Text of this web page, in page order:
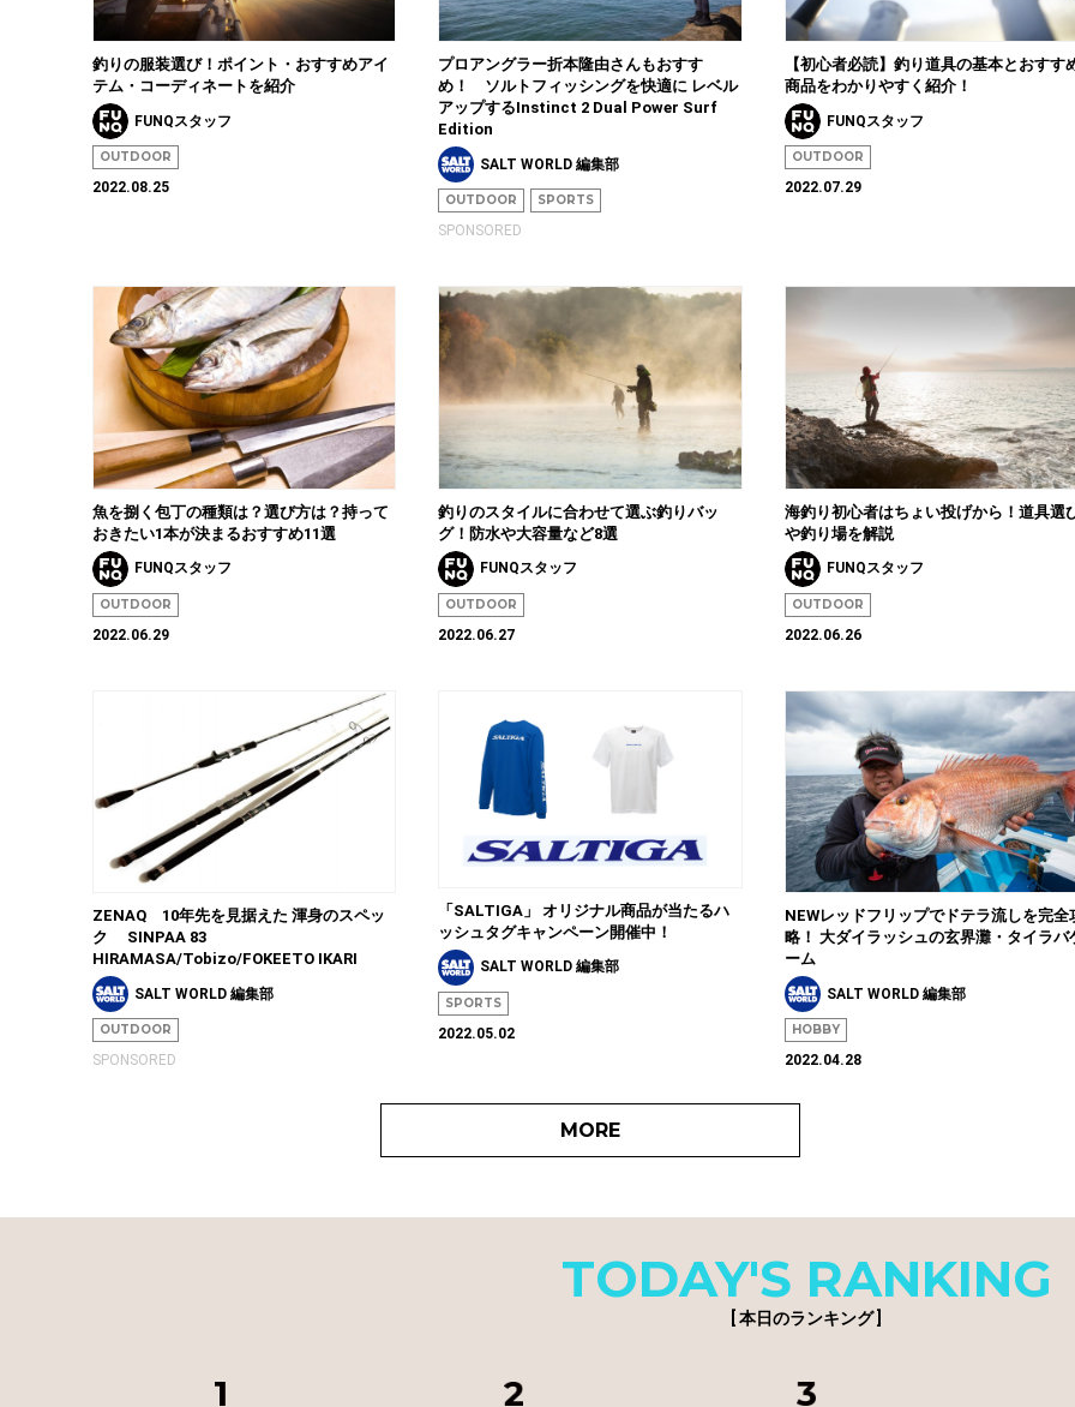
釣りの服装選び！ポイント・おすすめアイ
テム・コーディネートを紹介
FUNQスタッフ
OUTDOOR
2022.08.25
プロアングラー折本隆由さんもおすす
め！ ソルトフィッシングを快適に レベル
アップするInstinct 2 Dual Power Surf
Edition
SALT WORLD 編集部
OUTDOOR SPORTS
SPONSORED
【初心者必読】釣り道具の基本とおすす
商品をわかりやすく紹介！
FUNQスタッフ
OUTDOOR
2022.07.29
魚を捌く包丁の種類は？選び方は？持って
おきたい1本が決まるおすすめ11選
FUNQスタッフ
OUTDOOR
2022.06.29
釣りのスタイルに合わせて選ぶ釣りバッ
グ！防水や大容量など8選
FUNQスタッフ
OUTDOOR
2022.06.27
海釣り初心者はちょい投げから！道具選
や釣り場を解説
FUNQスタッフ
OUTDOOR
2022.06.26
ZENAQ 10年先を見据えた 渾身のスペッ
ク SINPAA 83
HIRAMASA/Tobizo/FOKEETO IKARI
SALT WORLD 編集部
OUTDOOR
SPONSORED
「SALTIGA」 オリジナル商品が当たるハ
ッシュタグキャンペーン開催中！
SALT WORLD 編集部
SPORTS
2022.05.02
NEWレッドフリップでドテラ流しを完全
略！ 大ダイラッシュの玄界灘・タイラバ
ーム
SALT WORLD 編集部
HOBBY
2022.04.28
MORE
TODAY'S RANKING
[ 本日のランキング ]